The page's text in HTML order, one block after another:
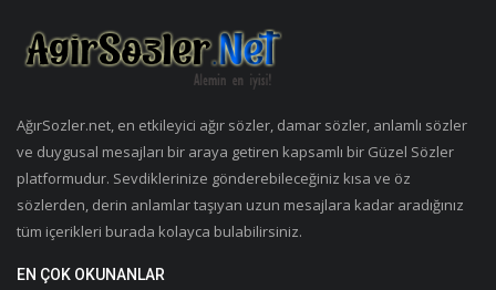
AğırSozler.net, en etkileyici ağır sözler, damar sözler, anlamlı sözler
ve duygusal mesajları bir araya getiren kapsamlı bir Güzel Sözler
platformudur. Sevdiklerinize gönderebileceğiniz kısa ve öz
sözlerden, derin anlamlar taşıyan uzun mesajlara kadar aradığınız
tüm içerikleri burada kolayca bulabilirsiniz.
EN ÇOK OKUNANLAR